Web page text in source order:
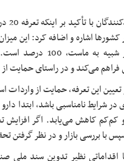
کشورها اشاره و اضافه کرد: این
و صنعت اسباب‌بازی
فراهم می‌کند و در راستای حمایت
این تعرفه، حمایت از
شرایط نامناسبی باشد، ابتدا دارو
کم‌کم کاهش می‌یابد. اگر
با بررسی بازار و در نظر گرفتن
نظیر تدوین سند ملی